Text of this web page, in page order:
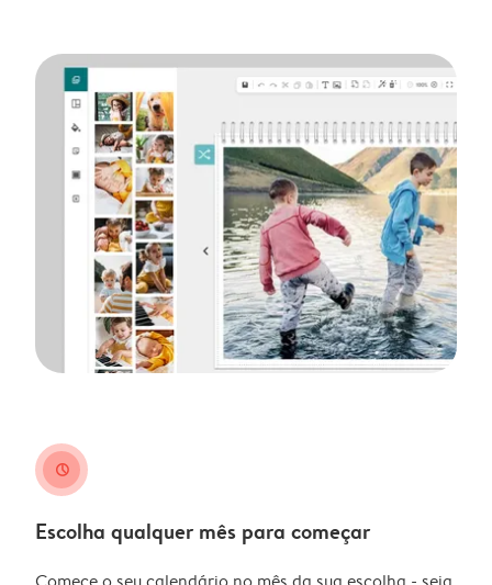
clock
Escolha qualquer mês para começar